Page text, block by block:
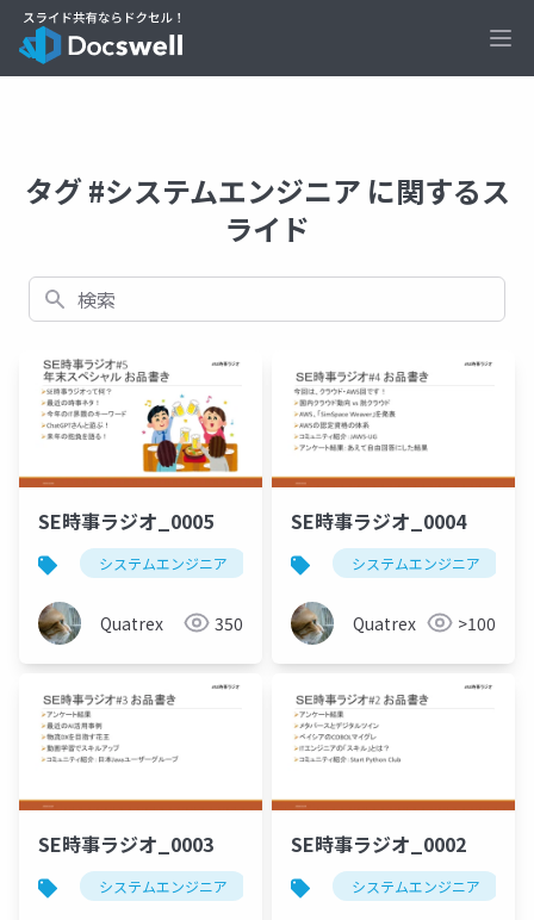
タグ #システムエンジニア に関するス
ライド
検索
SE時事ラジオ_0005
システムエンジニア 時事 ai chatgpt
Quatrex 350
SE時事ラジオ_0004
システムエンジニア
Quatrex >100
SE時事ラジオ_0003
システムエンジニア 時事
SE時事ラジオ_0002
システムエンジニア